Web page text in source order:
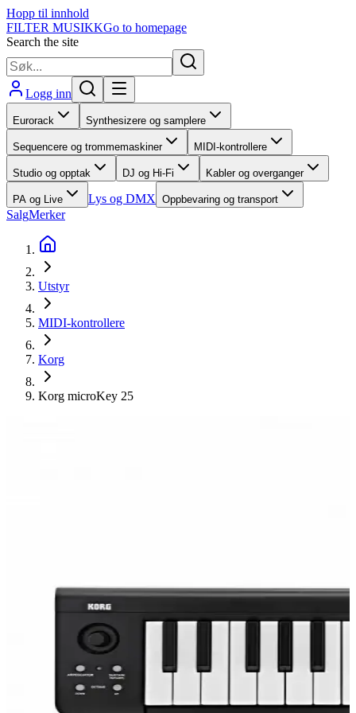
Hopp til innhold
FILTER MUSIKKGo to homepage
Search the site
Logg inn
Eurorack Synthesizere og samplere
Sequencere og trommemaskiner MIDI-kontrollere
Studio og opptak DJ og Hi-Fi Kabler og overganger
PA og Live Lys og DMX Oppbevaring og transport
SalgMerker
Utstyr
MIDI-kontrollere
Korg
Korg microKey 25